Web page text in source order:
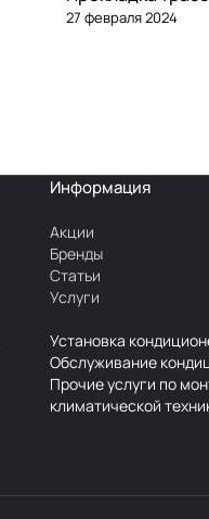
27 февраля 2024
Информация
Акции
Бренды
Статьи
Услуги
Установка
Обслуживание
Прочие услуги по
климатической